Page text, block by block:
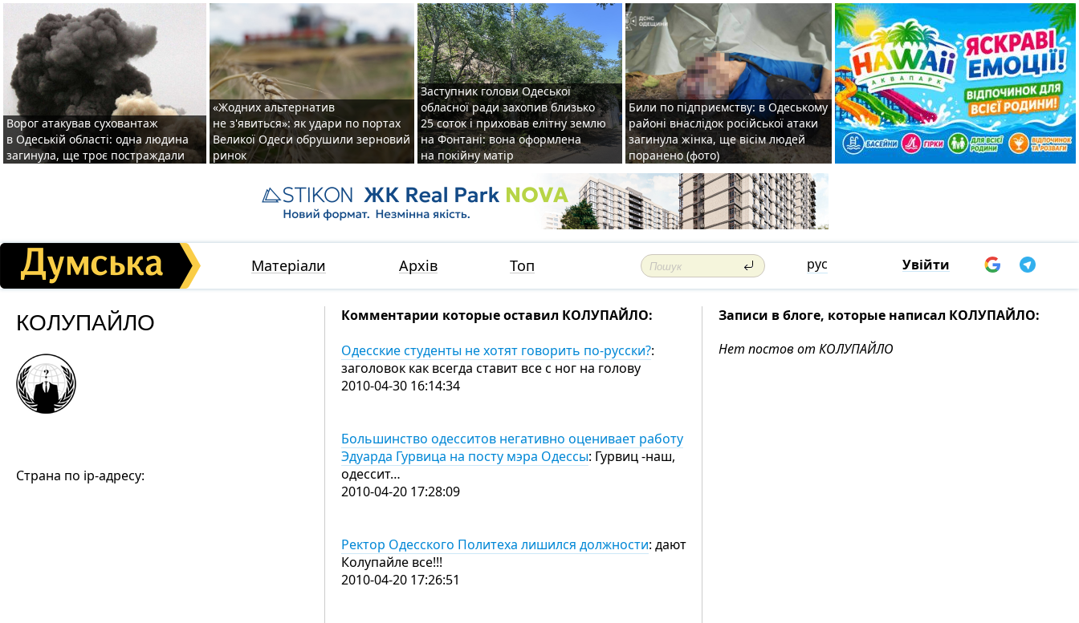
Ворог атакував суховантаж
в Одеській області: одна людина
загинула, ще троє постраждали
«Жодних альтернатив
не з'явиться»: як удари по портах
Великої Одеси обрушили зерновий
ринок
Заступник голови Одеської
обласної ради захопив близько
25 соток і приховав елітну землю
на Фонтані: вона оформлена
на покійну матір
Били по підприємству: в Одеському
районі внаслідок російської атаки
загинула жінка, ще вісім людей
поранено (фото)
Матеріали Архів Топ рус Увійти
КОЛУПАЙЛО
Страна по ip-адресу:
Комментарии которые оставил КОЛУПАЙЛО:
Одесские студенты не хотят говорить по-русски?:
заголовок как всегда ставит все с ног на голову
2010-04-30 16:14:34
Большинство одесситов негативно оценивает работу
Эдуарда Гурвица на посту мэра Одессы: Гурвиц -наш,
одессит…
2010-04-20 17:28:09
Ректор Одесского Политеха лишился должности: дают
Колупайле все!!!
2010-04-20 17:26:51
Записи в блоге, которые написал КОЛУПАЙЛО:
Нет постов от КОЛУПАЙЛО